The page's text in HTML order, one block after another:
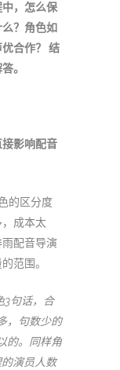
，怎么保
？角色如
合作？ 结
。
影响配音
的区分度
成本太
配音导演
范围。
3句话，合
，句数少的
的。同样角
演员人数